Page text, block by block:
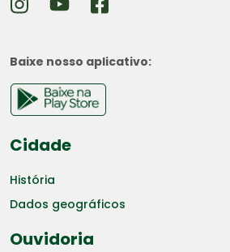
Baixe nosso aplicativo:
Cidade
História
Dados geográficos
Ouvidoria